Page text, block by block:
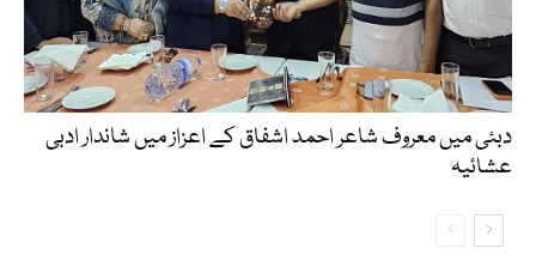
دبئی میں معروف شاعر احمد اشفاق کے اعزاز میں شاندار ادبی
عشائیہ